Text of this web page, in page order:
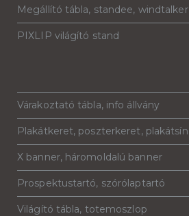
Megállító tábla, standee, windtalker
PIXLIP világító stand
Várakoztató tábla, info állvány
Plakátkeret, poszterkeret, plakátsín
X banner, háromoldalú banner
Prospektustartó, szórólaptartó
Világító tábla, totemoszlop